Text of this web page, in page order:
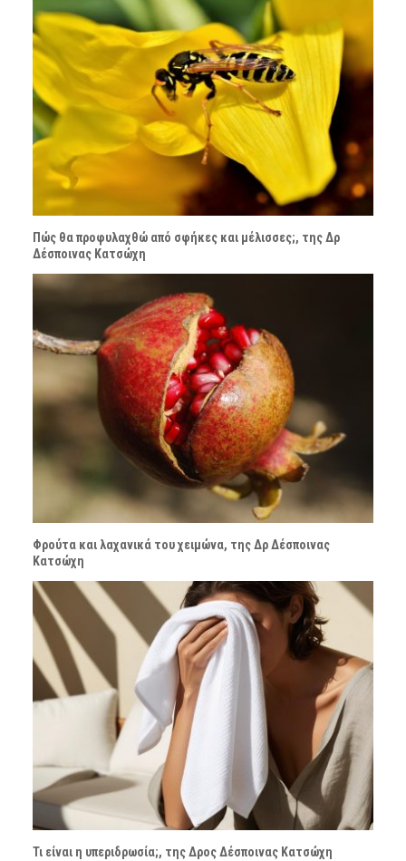
Πώς θα προφυλαχθώ από σφήκες και μέλισσες;, της Δρ
Δέσποινας Κατσώχη
Φρούτα και λαχανικά του χειμώνα, της Δρ Δέσποινας
Κατσώχη
Τι είναι η υπεριδρωσία;, της Δρος Δέσποινας Κατσώχη